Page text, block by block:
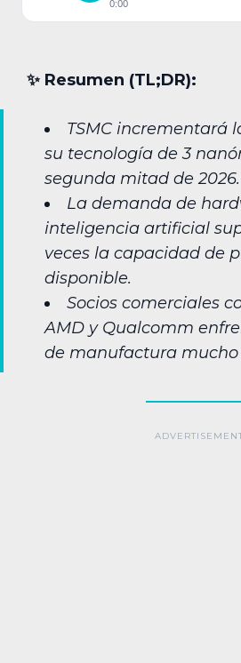
0:00
✨︎ Resumen (TL;DR):
TSMC incrementará
su tecnología de 3
segunda mitad de 2026.
La demanda de
inteligencia artificial
veces la capacidad de
disponible.
Socios comerciales
AMD y Qualcomm
de manufactura mucho